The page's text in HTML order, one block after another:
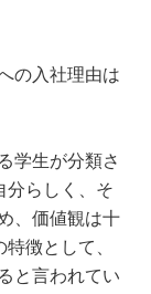
の入社理由は
学生が分類さ
分らしく、そ
、価値観は十
徴として、
と言われてい